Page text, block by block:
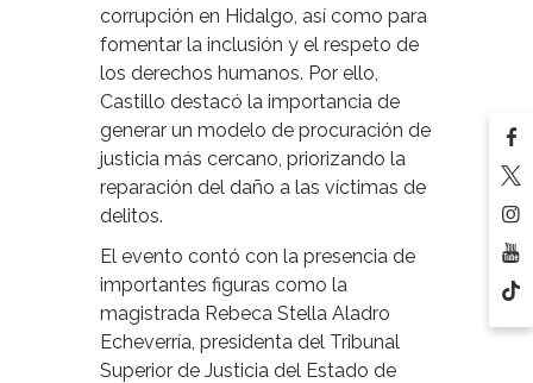
corrupción en Hidalgo, así como para
fomentar la inclusión y el respeto de
los derechos humanos. Por ello,
Castillo destacó la importancia de
generar un modelo de procuración de
justicia más cercano, priorizando la
reparación del daño a las víctimas de
delitos.
El evento contó con la presencia de
importantes figuras como la
magistrada Rebeca Stella Aladro
Echeverría, presidenta del Tribunal
Superior de Justicia del Estado de